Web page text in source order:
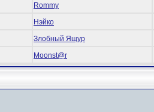
Rommy
Нэйко
Злобный Ящур
Mооnst@r